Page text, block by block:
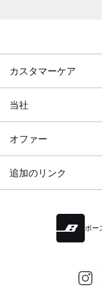
カスタマーケア
当社
オファー
追加のリンク
ボー